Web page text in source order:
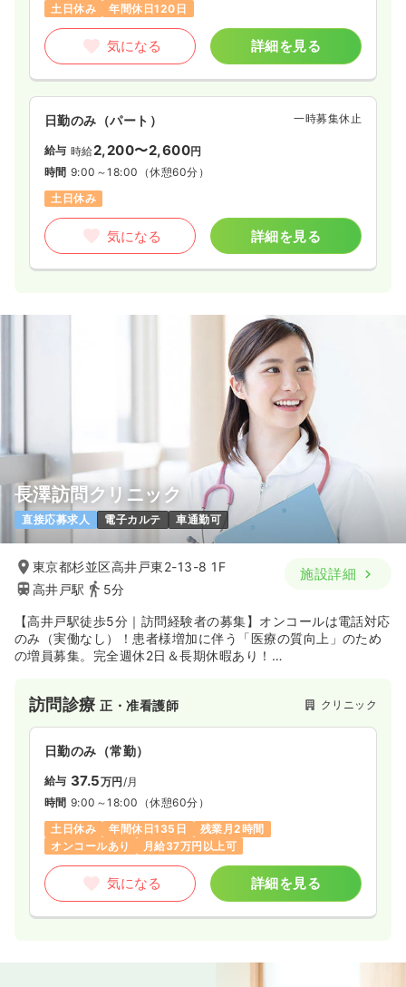
土日休み 年間休日120日
気になる 詳細を見る
日勤のみ（パート） 一時募集休止
給与 時給2,200〜2,600円
時間 9:00～18:00 （休憩60分）
土日休み
気になる 詳細を見る
長澤訪問クリニック
直接応募求人 電子カルテ 車通勤可
東京都杉並区高井戸東2-13-8 1F
高井戸駅
5分
施設詳細
【高井戸駅徒歩5分｜訪問経験者の募集】オンコールは電話対応
のみ（実働なし）！患者様増加に伴う「医療の質向上」のため
の増員募集。完全週休2日＆長期休暇あり！
の困難症例も断らない方針を掲げる訪問診療クリニックです。
この度、訪問エリアの拡大に伴い患者様が増加していることか
ら、提供する医療の質をさらに維持・向上させるため、即戦力
として活躍してくださる「訪問経験者」の看護師さんを増員募
集いたします！
「オンコールや運転はあるけれど、体力的につらい働き方は避
けたい」そんな経験者ならではの想いに応えられる、抜群の環
境を整えています。
訪問診療正・准看護師 クリニック
日勤のみ（常勤）
給与 37.5万円/月
時間 9:00～18:00 （休憩60分）
土日休み
年間休日135日
残業月2時間
オンコールあり
月給37万円以上可
気になる 詳細を見る